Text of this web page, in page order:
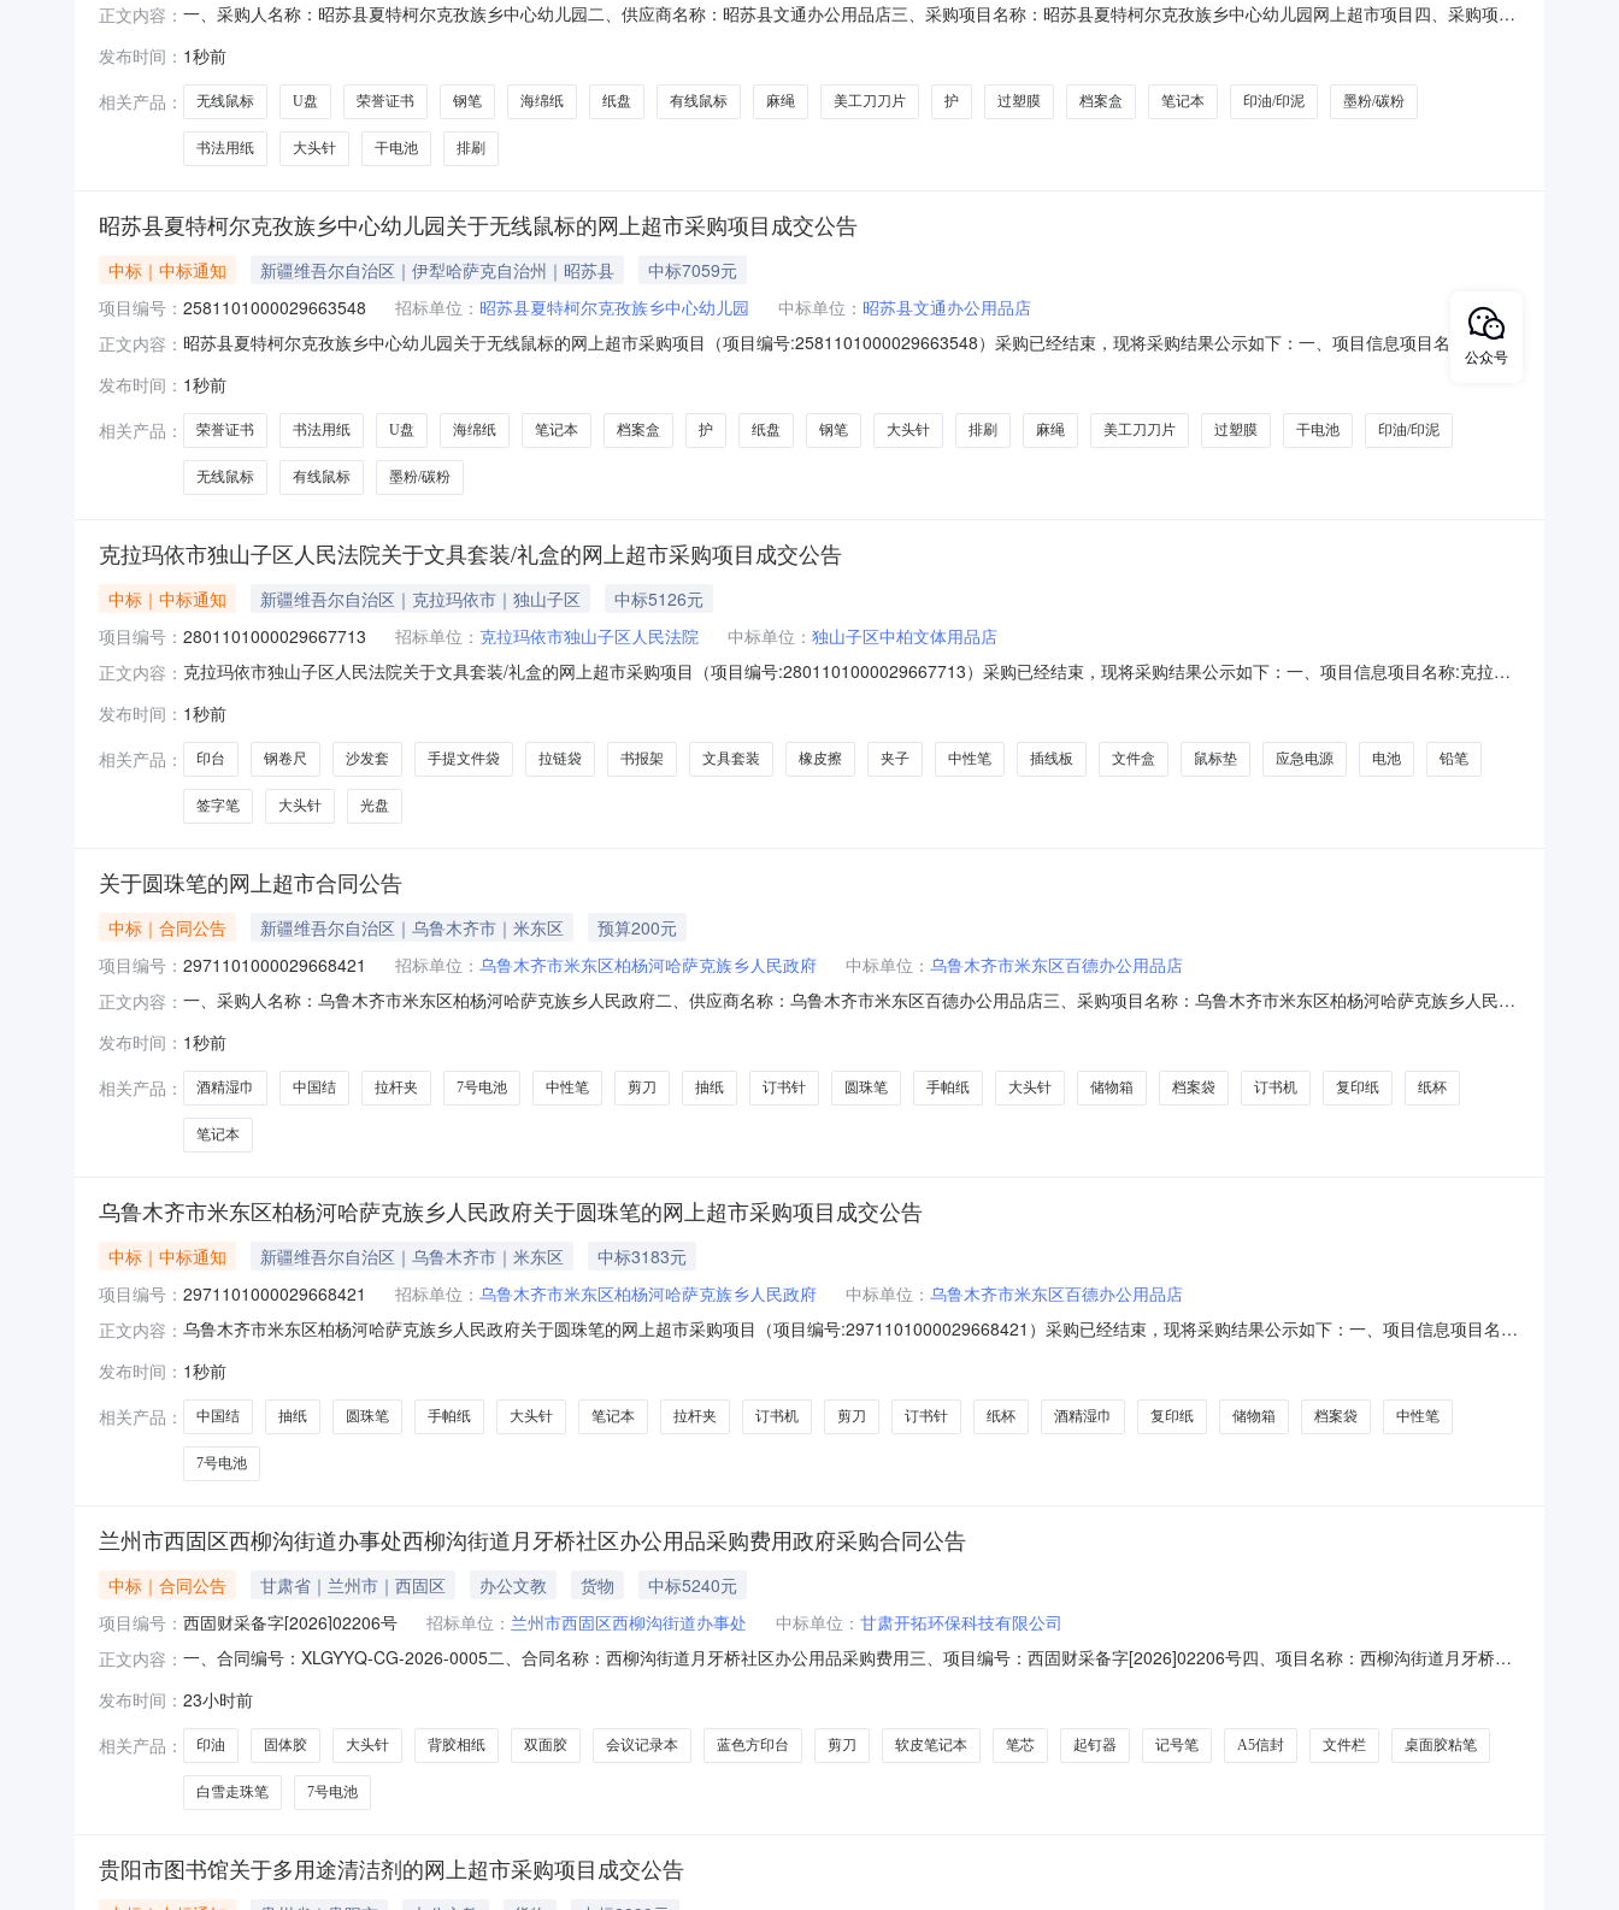
正文内容： 一、采购人名称：昭苏县夏特柯尔克孜族乡中心幼儿园二、供应商名称：昭苏县文通办公用品店三、采购项目名称：昭苏县夏特柯尔克孜族乡中心幼儿园网上超市项目四、采购项目
柏/RapooM300G个1.0045452闪迪CZ48U盘闪迪/SandiskCZ48个1.0030303得力DL-DP251美工刀刀片得力/deliDL-DP251盒16.
发布时间： 1秒前
相关产品：
无线鼠标 U盘 荣誉证书 钢笔 海绵纸 纸盘 有线鼠标 麻绳 美工刀刀片 护 过塑膜 档案盒 笔记本 印油/印泥 墨粉/碳粉
书法用纸 大头针 干电池 排刷
昭苏县夏特柯尔克孜族乡中心幼儿园关于无线鼠标的网上超市采购项目成交公告
中标｜中标通知 新疆维吾尔自治区｜伊犁哈萨克自治州｜昭苏县
中标7059元
项目编号： 2581101000029663548 招标单位： 昭苏县夏特柯尔克孜族乡中心幼儿园 中标单位： 昭苏县文通办公用品店
正文内容： 昭苏县夏特柯尔克孜族乡中心幼儿园关于无线鼠标的网上超市采购项目（项目编号:2581101000029663548）采购已经结束，现将采购结果公示如下：一、项目信息项目名称:昭苏
县夏特柯尔克孜族乡中心幼儿园关于无线鼠标的网上超市采购项目采购项目项目编号:2581101000029663548项目联系人:迪娜·杰恩斯项目联系电话:18160352010采购计划文号:采
购计划金额（元）:项目所在行政区划编码:654026项目所在行政区划名称:新疆维吾尔自治区伊犁哈萨克自治州昭苏县报价起止时间:-二、采购单位信息采购单位名
发布时间： 1秒前
相关产品：
荣誉证书 书法用纸 U盘 海绵纸 笔记本 档案盒 护 纸盘 钢笔 大头针 排刷 麻绳 美工刀刀片 过塑膜 干电池 印油/印泥
无线鼠标 有线鼠标 墨粉/碳粉
克拉玛依市独山子区人民法院关于文具套装/礼盒的网上超市采购项目成交公告
中标｜中标通知 新疆维吾尔自治区｜克拉玛依市｜独山子区
中标5126元
项目编号： 2801101000029667713 招标单位： 克拉玛依市独山子区人民法院 中标单位： 独山子区中柏文体用品店
正文内容： 克拉玛依市独山子区人民法院关于文具套装/礼盒的网上超市采购项目（项目编号:2801101000029667713）采购已经结束，现将采购结果公示如下：一、项目信息项目名称:克拉玛
所在行政区划编码:650299项目所在行政区划名称:克拉玛依市本级报价起止时间:-二、采购单位信息采购单位名称:克拉玛依市独山子区人民法院采购单位地址:大庆东
发布时间： 1秒前
相关产品：
印台 钢卷尺 沙发套 手提文件袋 拉链袋 书报架 文具套装 橡皮擦 夹子 中性笔 插线板 文件盒 鼠标垫 应急电源 电池 铅笔
签字笔 大头针 光盘
关于圆珠笔的网上超市合同公告
中标｜合同公告 新疆维吾尔自治区｜乌鲁木齐市｜米东区
预算200元
项目编号： 2971101000029668421 招标单位： 乌鲁木齐市米东区柏杨河哈萨克族乡人民政府 中标单位： 乌鲁木齐市米东区百德办公用品店
正文内容： 一、采购人名称：乌鲁木齐市米东区柏杨河哈萨克族乡人民政府二、供应商名称：乌鲁木齐市米东区百德办公用品店三、采购项目名称：乌鲁木齐市米东区柏杨河哈萨克族乡人民政
圆珠笔记号笔得力/deli6529支6.003182清风164040抽纸清风/qingfeng164040提20.00102003星时代X-01中国结2#国旗星
发布时间： 1秒前
相关产品：
酒精湿巾 中国结 拉杆夹 7号电池 中性笔 剪刀 抽纸 订书针 圆珠笔 手帕纸 大头针 储物箱 档案袋 订书机 复印纸 纸杯
笔记本
乌鲁木齐市米东区柏杨河哈萨克族乡人民政府关于圆珠笔的网上超市采购项目成交公告
中标｜中标通知 新疆维吾尔自治区｜乌鲁木齐市｜米东区
中标3183元
项目编号： 2971101000029668421 招标单位： 乌鲁木齐市米东区柏杨河哈萨克族乡人民政府 中标单位： 乌鲁木齐市米东区百德办公用品店
正文内容： 乌鲁木齐市米东区柏杨河哈萨克族乡人民政府关于圆珠笔的网上超市采购项目（项目编号:2971101000029668421）采购已经结束，现将采购结果公示如下：一、项目信息项目名
文号:采购计划金额（元）:项目所在行政区划编码:650109项目所在行政区划名称:新疆维吾尔自治区乌鲁木齐市米东区报价起止时间:-二、采购单位信息采购单位名
发布时间： 1秒前
相关产品：
中国结 抽纸 圆珠笔 手帕纸 大头针 笔记本 拉杆夹 订书机 剪刀 订书针 纸杯 酒精湿巾 复印纸 储物箱 档案袋 中性笔
7号电池
兰州市西固区西柳沟街道办事处西柳沟街道月牙桥社区办公用品采购费用政府采购合同公告
中标｜合同公告 甘肃省｜兰州市｜西固区 办公文教 货物
中标5240元
项目编号： 西固财采备字[2026]02206号 招标单位： 兰州市西固区西柳沟街道办事处 中标单位： 甘肃开拓环保科技有限公司
正文内容： 一、合同编号：XLGYYQ-CG-2026-0005二、合同名称：西柳沟街道月牙桥社区办公用品采购费用三、项目编号：西固财采备字[2026]02206号四、项目名称：西柳沟街道月牙桥社
有限公司地址：甘肃省兰州市西固区福利路街道联系方式：18119457822六、合同主要信息主要标的：序号名称数量(单位)单价(元)总价(元)规格型号/服务要求1剪刀
发布时间： 23小时前
相关产品：
印油 固体胶 大头针 背胶相纸 双面胶 会议记录本 蓝色方印台 剪刀 软皮笔记本 笔芯 起钉器 记号笔 A5信封 文件栏 桌面胶粘笔
白雪走珠笔 7号电池
贵阳市图书馆关于多用途清洁剂的网上超市采购项目成交公告
公众号